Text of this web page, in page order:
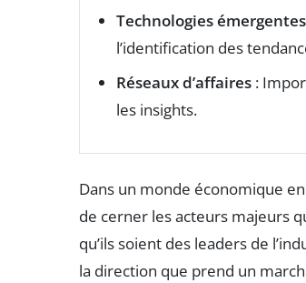
Technologies émergentes
l’identification des
Réseaux d’affaires :
les insights.
Dans un monde économique
de cerner les acteurs majeurs
qu’ils soient des leaders de
la direction que prend un